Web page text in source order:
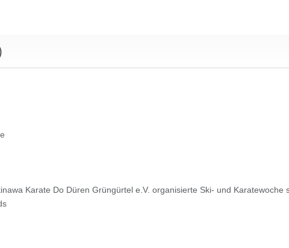
Karate Do Düren Grüngürtel e.V. organisierte Ski- und Karatewoche